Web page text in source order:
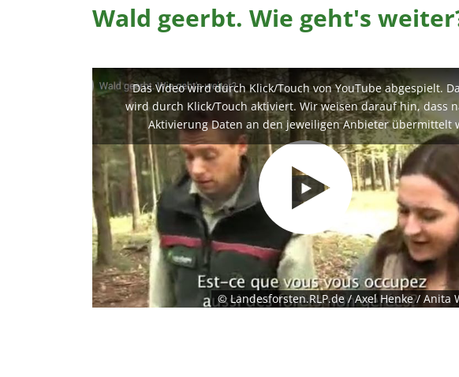
Wald geerbt. Wie geht's
Das Video wird durch Klick/Touch von YouTube abgespielt.
wird durch Klick/Touch aktiviert. Wir weisen darauf hin, dass
Aktivierung Daten an den jeweiligen Anbieter übermittelt
© Landesforsten.RLP.de / Axel Henke / Anita